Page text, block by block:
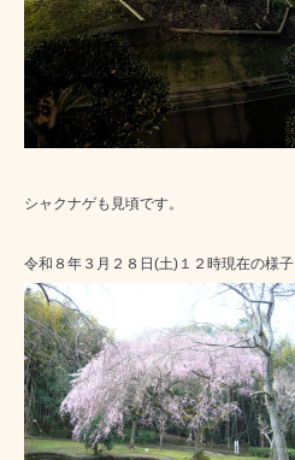
シャクナゲも見頃です。
令和８年３月２８日(土)１２時現在の様子